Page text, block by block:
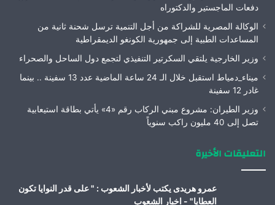
دفعات الماجستير والدكتوراه
الوكالة المصرية للشراكة من أجل التنمية ترسل شحنة ثانية من
المساعدات الطبية إلى جمهورية الكونغو الديمقراطية
وزير الخارجية يلتقي السكرتير التنفيذي لتجمع دول الساحل والصحراء
ميناء_دمياط استقبل خلال الـ 24 ساعة الماضية عدد 13 سفينة .. بينما
غادر 12 سفينة
وزير الطيران: مشروع مبني الركاب رقم «4» يأتي بطاقة استيعابية
تصل إلى 40 مليون راكب سنوياً
التعليقات الأخيرة
عمرو هريدى يكتب لأخبار الشعوب : " على قدر النوايا تكون
العطايا" - اخبار الشعوب